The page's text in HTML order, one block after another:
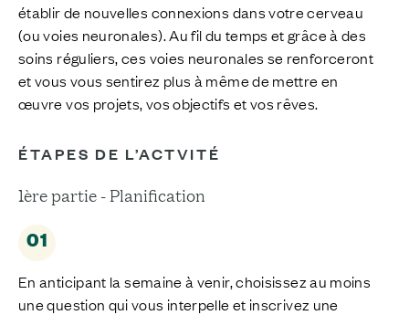
établir de nouvelles connexions dans votre cerveau
(ou voies neuronales). Au fil du temps et grâce à des
soins réguliers, ces voies neuronales se renforceront
et vous vous sentirez plus à même de mettre en
œuvre vos projets, vos objectifs et vos rêves.
ÉTAPES DE L’ACTVITÉ
1ère partie - Planification
01
En anticipant la semaine à venir,choisissez au moins
une question qui vous interpelle et inscrivez une